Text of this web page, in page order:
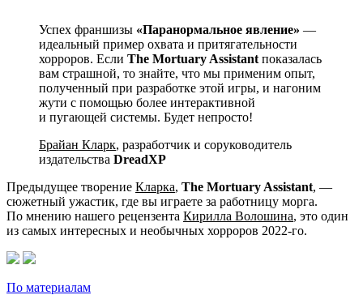
Успех франшизы «Паранормальное явление» —
идеальный пример охвата и притягательности
хорроров. Если The Mortuary Assistant показалась
вам страшной, то знайте, что мы применим опыт,
полученный при разработке этой игры, и нагоним
жути с помощью более интерактивной
и пугающей системы. Будет непросто!
Брайан Кларк, разработчик и соруководитель
издательства DreadXP
Предыдущее творение Кларка, The Mortuary Assistant, —
сюжетный ужастик, где вы играете за работницу морга.
По мнению нашего рецензента Кирилла Волошина, это один
из самых интересных и необычных хорроров 2022-го.
По материалам